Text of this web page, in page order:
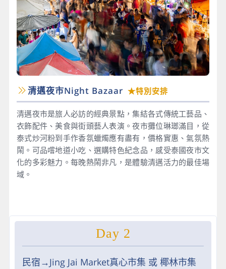
清邁夜市Night Bazaar ★特別安排
清邁夜市是旅人必訪的經典景點，集結各式傳統工藝品、
衣飾配件、美食與街頭藝人表演。夜市攤位琳瑯滿目，從
泰式炒河粉到手作香氛蠟燭應有盡有，價格實惠、氣氛熱
鬧。可品嚐地道小吃、選購特色紀念品，感受泰國夜市文
化的多彩魅力。每晚熱鬧非凡，是體驗清邁活力的最佳場
域。
Day 2
民宿→Jing Jai Market真心市集 或 椰林市集